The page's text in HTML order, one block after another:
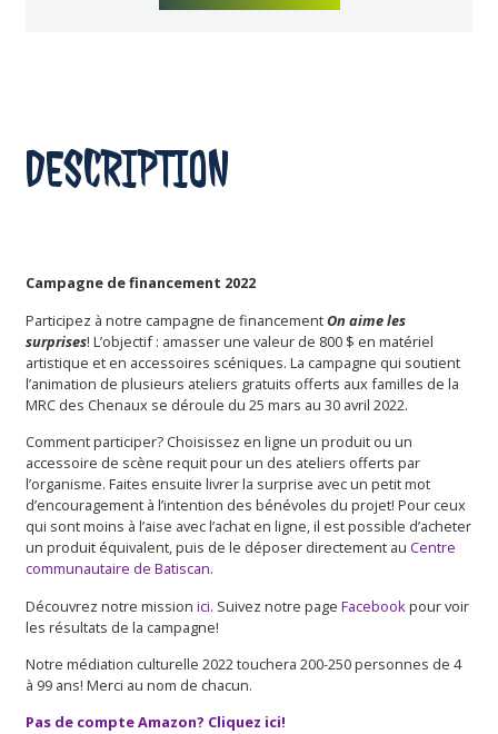
DESCRIPTION
Campagne de financement 2022
Participez à notre campagne de financementOn aime les
surprises! L’objectif : amasser une valeur de 800 $ en matériel
artistique et en accessoires scéniques. La campagne qui soutient
l’animation de plusieurs ateliers gratuits offerts aux familles de la
MRC des Chenaux se déroule du 25 mars au 30 avril 2022.
Comment participer? Choisissez en ligne un produit ou un
accessoire de scène requit pour un des ateliers offerts par
l’organisme. Faites ensuite livrer la surprise avec un petit mot
d’encouragement à l’intention des bénévoles du projet! Pour ceux
qui sont moins à l’aise avec l’achat en ligne, il est possible d’acheter
un produit équivalent, puis de le déposer directement auCentre
communautaire de Batiscan.
Découvrez notre missionici. Suivez notre pageFacebook pour voir
les résultats de la campagne!
Notre médiation culturelle 2022 touchera 200-250 personnes de 4
à 99 ans! Merci au nom de chacun.
Pas de compteAmazon? Cliquez ici!